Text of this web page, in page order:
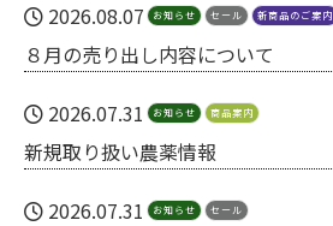
2026.08.07 お知らせ セール 新商品のご案内
８月の売り出し内容について
2026.07.31 お知らせ 商品案内
新規取り扱い農薬情報
2026.07.31 お知らせ セール